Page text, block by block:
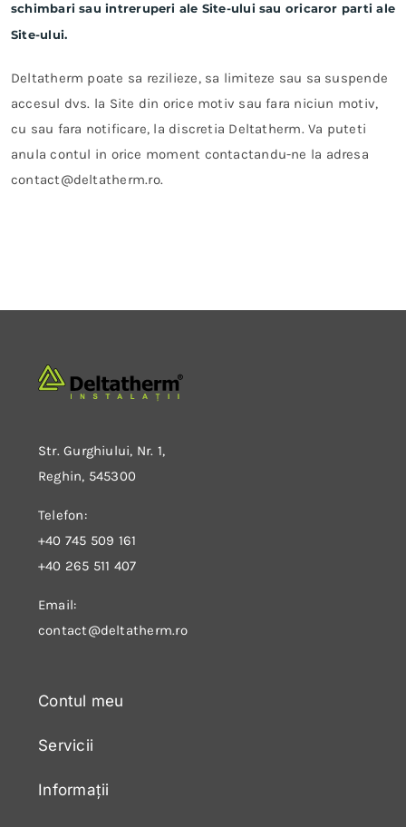
schimbari sau intreruperi ale Site-ului sau oricaror parti ale
Site-ului.
Deltatherm poate sa rezilieze, sa limiteze sau sa suspende
accesul dvs. la Site din orice motiv sau fara niciun motiv,
cu sau fara notificare, la discretia Deltatherm. Va puteti
anula contul in orice moment contactandu-ne la adresa
contact@deltatherm.ro.
Str. Gurghiului, Nr. 1,
Reghin, 545300
Telefon:
+40 745 509 161
+40 265 511 407
Email:
contact@deltatherm.ro
Contul meu
Servicii
Informații